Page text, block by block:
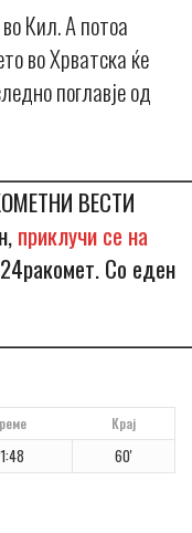
Кил. А потоа
во Хрватска ќе
поглавје од
ВЕСТИ
приклучи се на
Со еден
Крај
60'